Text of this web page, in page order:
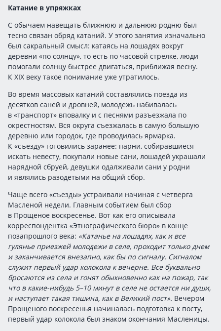
Катание в упряжках
С обычаем навещать ближнюю и дальнюю родню был
тесно связан обряд катаний. У этого занятия изначально
был сакральный смысл: катаясь на лошадях вокруг
деревни «по солнцу», то есть по часовой стрелке, люди
помогали солнцу быстрее двигаться, приближая весну.
К XIX веку такое понимание уже утратилось.
Во время массовых катаний составлялись поезда из
десятков саней и дровней, молодежь набивалась
в «транспорт» вповалку и с песнями разъезжала по
окрестностям. Вся округа съезжалась в самую большую
деревню или городок, где проводилась ярмарка.
К «съезду» готовились заранее: парни, собиравшиеся
искать невесту, покупали новые сани, лошадей украшали
нарядной сбруей, девушки одалживали сани у родни
и являлись разодетыми на общий сбор.
Чаще всего «съезды» устраивали начиная с четверга
Масленой недели. Главным событием был сбор
в Прощеное воскресенье. Вот как его описывала
корреспондентка «Этнографического бюро» в конце
позапрошлого века: «Катанье на лошадях, как и все
гулянье приезжей молодежи в селе, проходит только днем
и заканчивается внезапно, как бы по сигналу. Сигналом
служит первый удар колокола к вечерне. Все буквально
бросаются из села и гонят обыкновенно как на пожар, так
что в какие-нибудь 5–10 минут в селе не остается ни души,
и наступает такая тишина, как в Великий пост». Вечером
Прощеного воскресенья начиналась подготовка к посту,
первый удар колокола был знаком окончания Масленицы.